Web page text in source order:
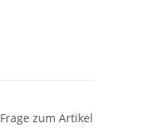
Frage zum Artikel